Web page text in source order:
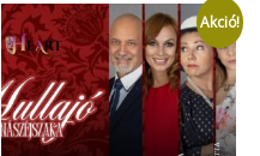
Akció!